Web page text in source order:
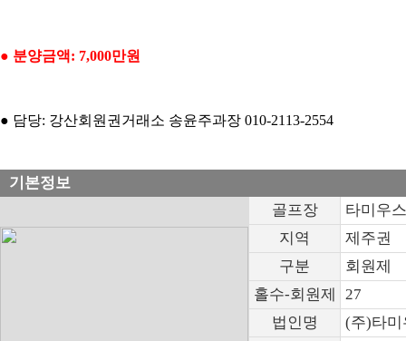
● 분양금액: 7,000만원
● 담당: 강산회원권거래소 송윤주과장 010-2113-2554​
기본정보
골프장
타미우스
지역
제주권
구분
회원제
홀수-회원제
27
법인명
(주)타미